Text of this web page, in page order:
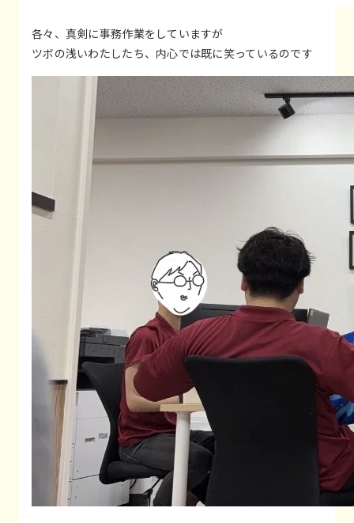
各々、真剣に事務作業をしていますが
ツボの浅いわたしたち、内心では既に笑っているのです